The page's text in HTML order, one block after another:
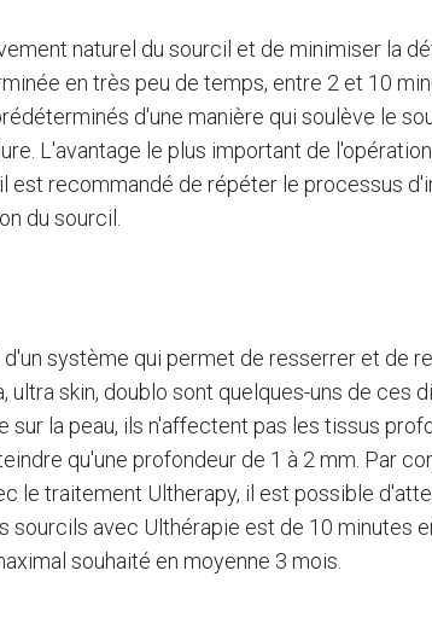
naturel du sourcil et de minimiser la
en très peu de temps, entre 2 et 10
d'une manière qui soulève le
L'avantage le plus important de
est recommandé de répéter le processus
du sourcil.
système qui permet de resserrer et de
skin, doublo sont quelques-uns de ces
la peau, ils n'affectent pas les tissus
qu'une profondeur de 1 à 2 mm. Par
traitement Ultherapy, il est possible
avec Ulthérapie est de 10 minutes
souhaité en moyenne 3 mois.